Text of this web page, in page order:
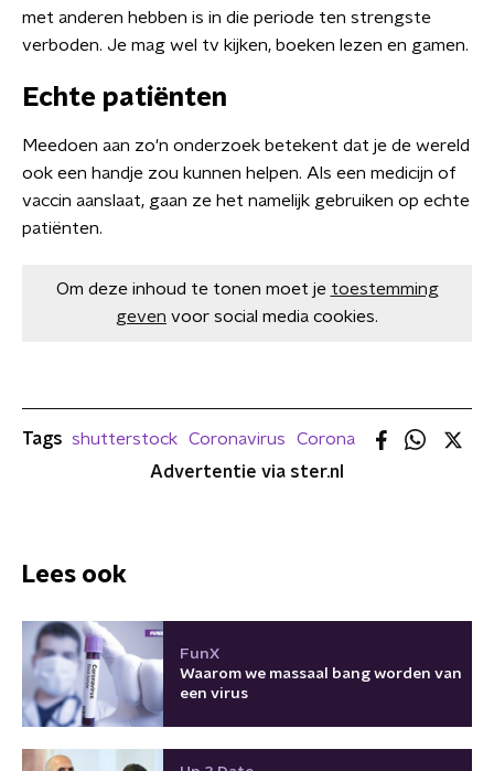
met anderen hebben is in die periode ten strengste
verboden. Je mag wel tv kijken, boeken lezen en gamen.
Echte patiënten
Meedoen aan zo'n onderzoek betekent dat je de wereld
ook een handje zou kunnen helpen. Als een medicijn of
vaccin aanslaat, gaan ze het namelijk gebruiken op echte
patiënten.
Om deze inhoud te tonen moet je toestemming
geven voor social media cookies.
Tags shutterstock Coronavirus
Corona
Advertentie via ster.nl
Lees ook
FunX
Waarom we massaal bang worden van
een virus